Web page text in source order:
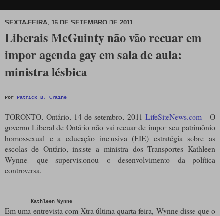
SEXTA-FEIRA, 16 DE SETEMBRO DE 2011
Liberais McGuinty não vão recuar em
impor agenda gay em sala de aula:
ministra lésbica
Por Patrick B. Craine
TORONTO, Ontário, 14 de setembro, 2011 LifeSiteNews.com - O
governo Liberal de Ontário não vai recuar de impor seu patrimônio
homossexual e a educação inclusiva (EIE) estratégia sobre as
escolas de Ontário, insiste a ministra dos Transportes Kathleen
Wynne, que supervisionou o desenvolvimento da política
controversa.
Kathleen Wynne
Em uma entrevista com Xtra última quarta-feira, Wynne disse que o